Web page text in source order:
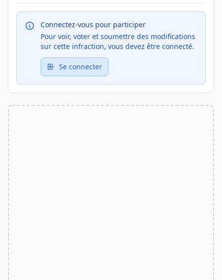
Connectez-vous pour participer
Pour voir, voter et soumettre des modifications
sur cette infraction, vous devez être connecté.
Se connecter